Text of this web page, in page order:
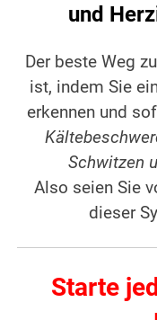
und
Der beste Weg
ist, indem Sie
erkennen und
Schwitzen
Also seien Sie
dieser
Starte